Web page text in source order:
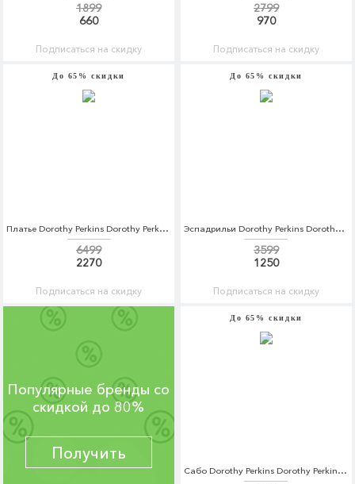
1899
660
Подписаться на скидку
2799
970
Подписаться на скидку
До 65% скидки
Платье Dorothy Perkins Dorothy Perkins DO005EWCSLI1
6499
2270
Подписаться на скидку
До 65% скидки
Эспадрильи Dorothy Perkins Dorothy Perkins DO005AWBYCZ7
3599
1250
Подписаться на скидку
Популярные бренды со
скидкой до 80%
Получить
До 65% скидки
Сабо Dorothy Perkins Dorothy Perkins DO005AWBYCZ8